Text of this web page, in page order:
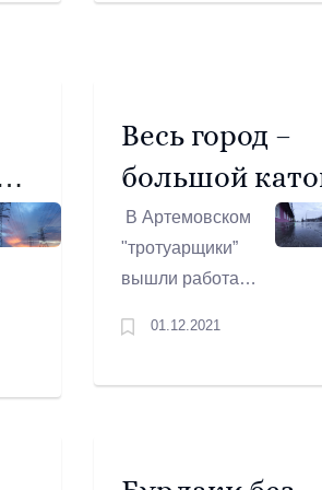
Весь город –
большой
В Артемовском
"тротуарщики”
вышли работать,
начали падать. В
01.12.2021